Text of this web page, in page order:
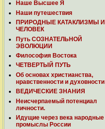
Наше Высшее Я
Наши путешествия
ПРИРОДНЫЕ КАТАКЛИЗМЫ И
ЧЕЛОВЕК
Путь СОЗНАТЕЛЬНОЙ
ЭВОЛЮЦИИ
Философия Востока
ЧЕТВЕРТЫЙ ПУТЬ
Об основах христианства,
нравственности и духовности
ВЕДИЧЕСКИЕ ЗНАНИЯ
Неисчерпаемый потенциал
личности.
Идущие через века народные
промыслы России